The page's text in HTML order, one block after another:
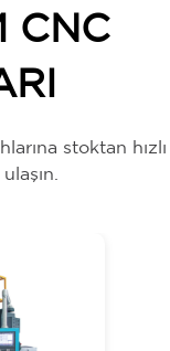
CNC
stoktan hızlı